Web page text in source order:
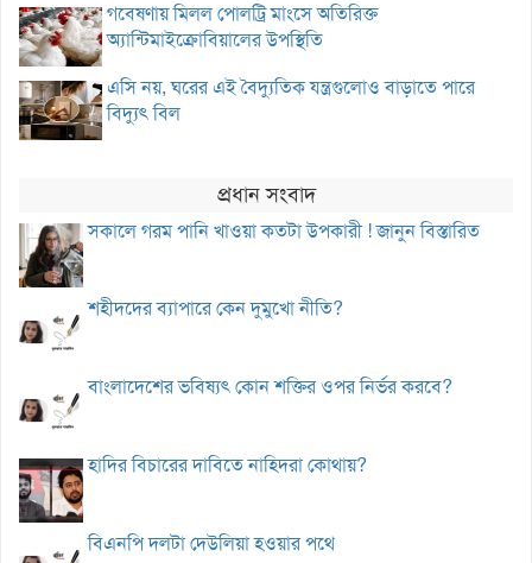
গবেষণায় মিলল পোলট্রি মাংসে অতিরিক্ত
অ্যান্টিমাইক্রোবিয়ালের উপস্থিতি
এসি নয়, ঘরের এই বৈদ্যুতিক যন্ত্রগুলোও বাড়াতে পারে
বিদ্যুৎ বিল
প্রধান সংবাদ
সকালে গরম পানি খাওয়া কতটা উপকারী ! জানুন বিস্তারিত
শহীদদের ব্যাপারে কেন দুমুখো নীতি?
বাংলাদেশের ভবিষ্যৎ কোন শক্তির ওপর নির্ভর করবে?
হাদির বিচারের দাবিতে নাহিদরা কোথায়?
বিএনপি দলটা দেউলিয়া হওয়ার পথে